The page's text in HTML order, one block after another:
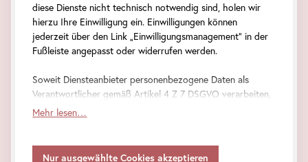
diese Dienste nicht technisch notwendig sind, holen wir
hierzu Ihre Einwilligung ein. Einwilligungen können
jederzeit über den Link „Einwilligungsmanagement“ in der
Fußleiste angepasst oder widerrufen werden.
Soweit Diensteanbieter personenbezogene Daten als
Verantwortlicher gemäß Artikel 4 Z 7 DSGVO verarbeiten,
gilt Ihre Einwilligung auch für die Weitergabe an den
Daten in Staaten ohne Vorliegen eines
Mehr lesen…